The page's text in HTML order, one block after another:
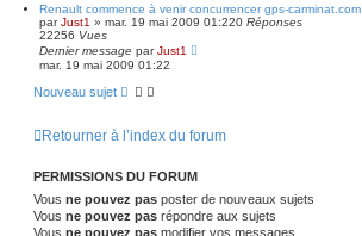
Renault commence à venir concurrencer gps-carminat.com
parJust1 » mar. 19 mai 2009 01:220 Réponses
22256 Vues
Dernier message parJust1
mar. 19 mai 2009 01:22
Nouveau sujet
Retourner à l’index du forum
PERMISSIONS DU FORUM
Vous ne pouvez pas poster de nouveaux sujets
Vous ne pouvez pas répondre aux sujets
Vous ne pouvez pas modifier vos messages